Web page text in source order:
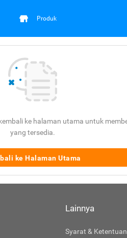
Produk
ke halaman utama untuk
yang tersedia.
ke Halaman Utama
Lainnya
Syarat & Ketentuan